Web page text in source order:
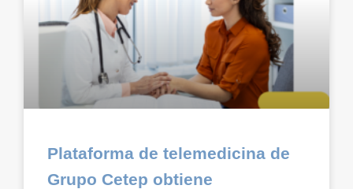
Plataforma de telemedicina de
Grupo Cetep obtiene